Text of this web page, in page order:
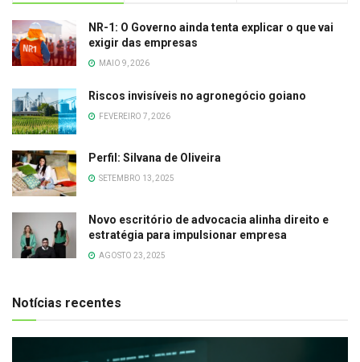
NR-1: O Governo ainda tenta explicar o que vai
exigir das empresas
MAIO 9, 2026
Riscos invisíveis no agronegócio goiano
FEVEREIRO 7, 2026
Perfil: Silvana de Oliveira
SETEMBRO 13, 2025
Novo escritório de advocacia alinha direito e
estratégia para impulsionar empresa
AGOSTO 23, 2025
Notícias recentes